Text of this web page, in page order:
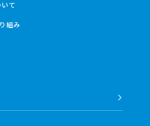
て
組み